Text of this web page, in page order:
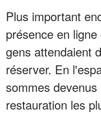
Plus important
présence en
gens attendaient
réserver. En
sommes
restauration les